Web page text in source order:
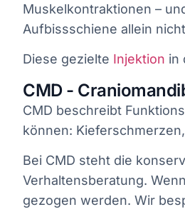
Muskelkontraktionen –
Aufbissschiene allein
Diese gezielte Injektion in
CMD -
CMD beschreibt
können:
Bei CMD steht die
Verhaltensberatung.
gezogen werden. Wir